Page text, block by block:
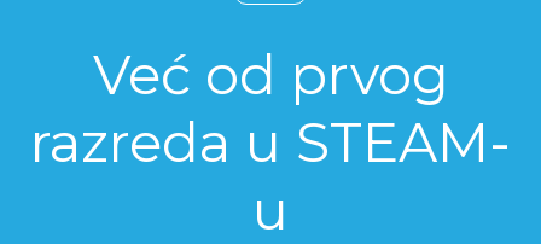
Već od prvog
razreda u STEAM-
u